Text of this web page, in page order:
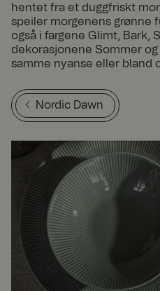
hentet fra et duggfriskt
speiler morgenens grønne
også i fargene Glimt, Bark,
dekorasjonene Sommer og
samme nyanse eller bland
Nordic Dawn